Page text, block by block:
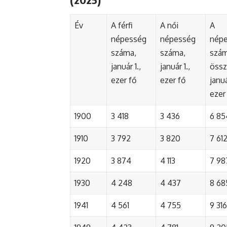
Év
A férfi
népesség
száma,
január 1.,
ezer fő
A női
népesség
száma,
január 1.,
ezer fő
A
1900 3 418 3 436 6
1910 3 792 3 820 7 612
1920 3 874 4 113 7
1930 4 248 4 437 8
1941 4 561 4 755 9 316